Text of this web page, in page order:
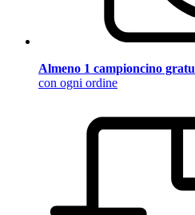
Almeno 1 campioncino
con ogni ordine